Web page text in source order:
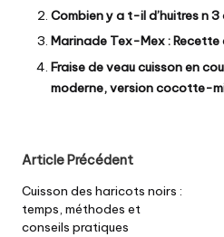
Combien y a t-il d’huitres n 3
Marinade Tex-Mex :
Fraise de veau cuisson en
moderne, version cocotte-
Post
navigation
Article Précédent
Cuisson des haricots noirs :
temps, méthodes et
conseils pratiques